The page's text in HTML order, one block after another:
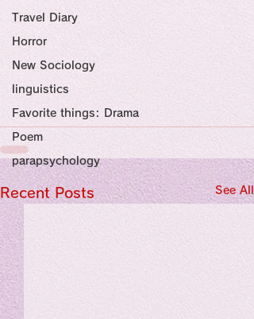
Travel Diary
Horror
New Sociology
linguistics
Favorite things: Drama
Poem
parapsychology
Recent Posts See All